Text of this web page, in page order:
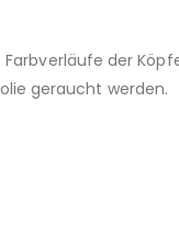
der
geraucht werden.